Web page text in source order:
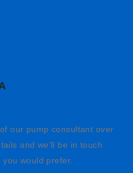
our pump consultant over
and we’ll be in touch
would prefer.